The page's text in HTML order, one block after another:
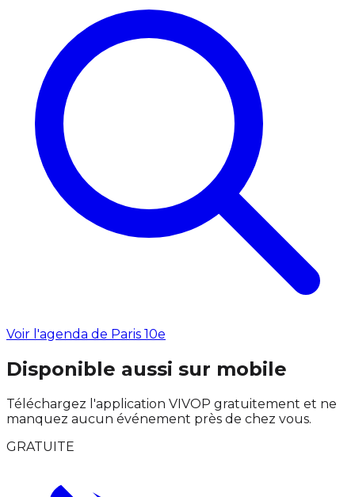
Voir l'agenda de Paris 10e
Disponible aussi sur mobile
Téléchargez l'application VIVOP gratuitement et ne
manquez aucun événement près de chez vous.
GRATUITE